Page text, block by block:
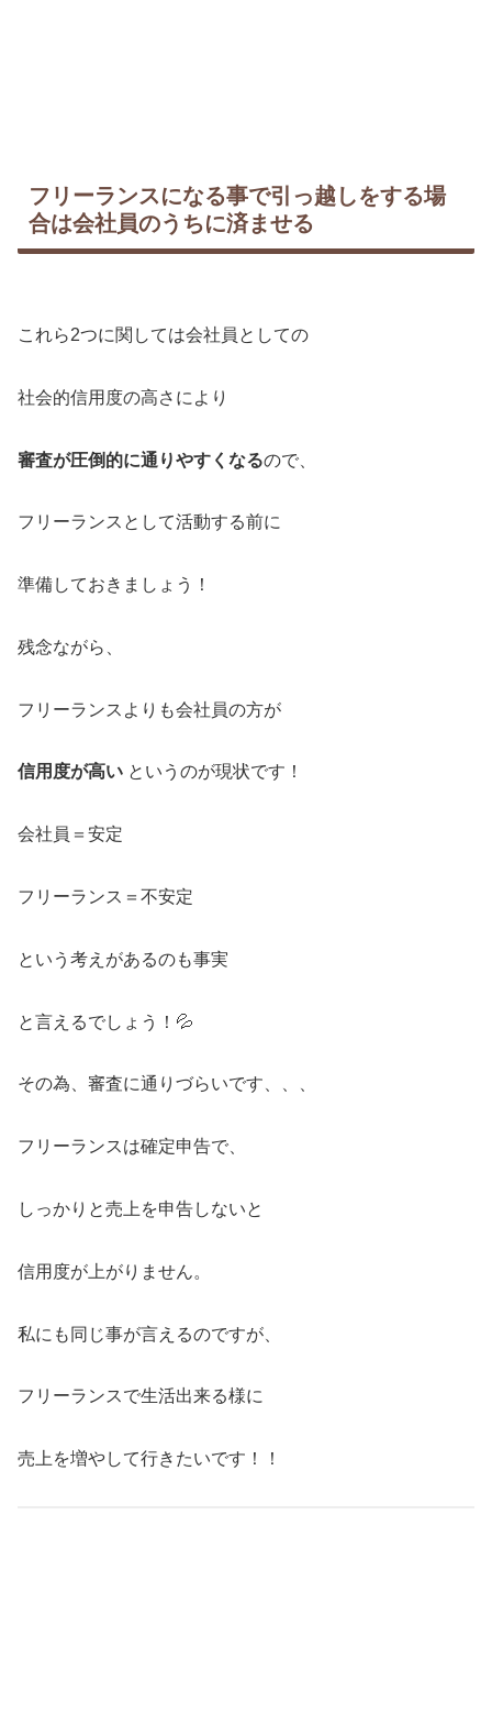
フリーランスになる事で引っ越しをする場
合は会社員のうちに済ませる
これら2つに関しては会社員としての
社会的信用度の高さにより
審査が圧倒的に通りやすくなるので、
フリーランスとして活動する前に
準備しておきましょう！
残念ながら、
フリーランスよりも会社員の方が
信用度が高い というのが現状です！
会社員＝安定
フリーランス＝不安定
という考えがあるのも事実
と言えるでしょう！💦
その為、審査に通りづらいです、、、
フリーランスは確定申告で、
しっかりと売上を申告しないと
信用度が上がりません。
私にも同じ事が言えるのですが、
フリーランスで生活出来る様に
売上を増やして行きたいです！！